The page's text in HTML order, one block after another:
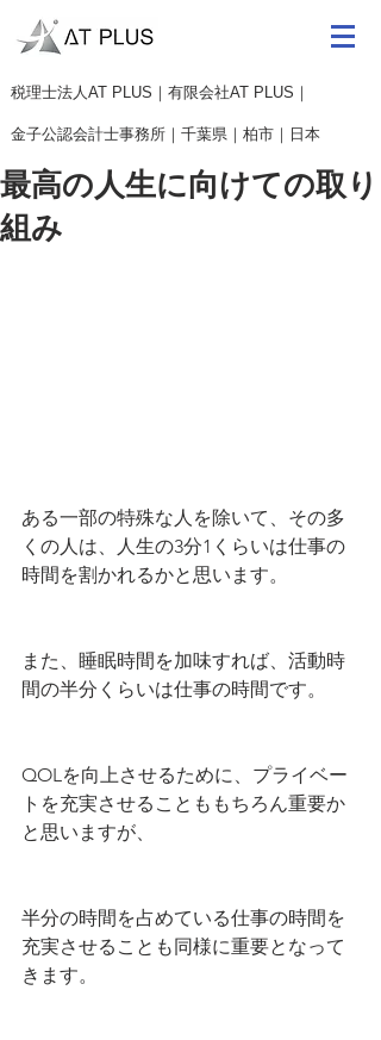
​税理士法人AT PLUS｜有限会社AT PLUS｜
金子公認会計士事務所｜ 千葉県｜柏市｜日本
最高の人生に向けての取り
組み
ある一部の特殊な人を除いて、その多
くの人は、人生の3分1くらいは仕事の
時間を割かれるかと思います。
また、睡眠時間を加味すれば、活動時
間の半分くらいは仕事の時間です。
QOLを向上させるために、プライベー
トを充実させることももちろん重要か
と思いますが、
半分の時間を占めている仕事の時間を
充実させることも同様に重要となって
きます。